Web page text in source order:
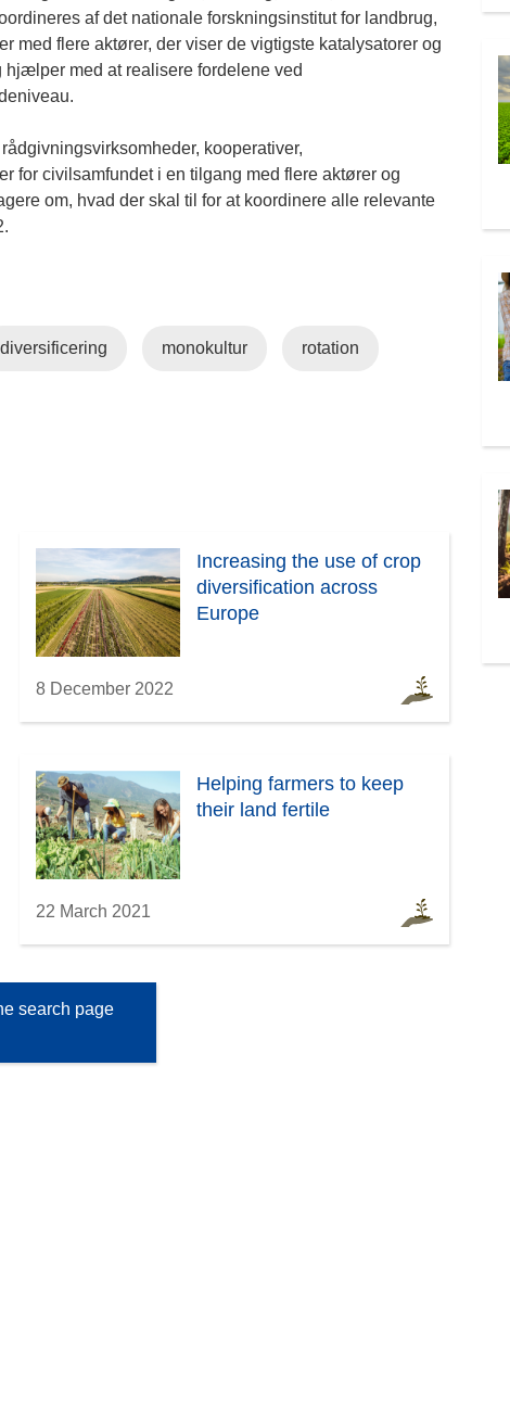
af det nationale forskningsinstitut for landbrug,
med flere aktører, der viser de vigtigste katalysatorer og
med at realisere fordelene ved
kooperativer,
for civilsamfundet i en tilgang med flere aktører og
om, hvad der skal til for at koordinere alle relevante
diversificering monokultur rotation
Increasing the use of crop
diversification across
Europe
8 December 2022
Helping farmers to keep
their land fertile
22 March 2021
search page